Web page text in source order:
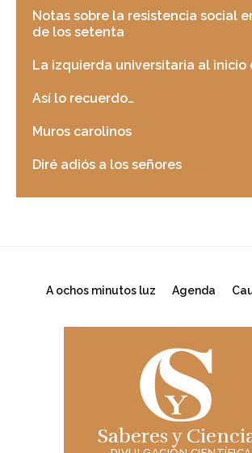
Notas sobre la resistencia social
de los setenta
La izquierda universitaria al inicio
Así lo recuerdo…
Muros carolinos
Diré adiós a los señores
A ochos minutos luz Agenda
Saberes y